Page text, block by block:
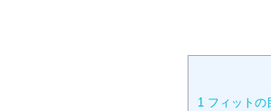
1 フィットの